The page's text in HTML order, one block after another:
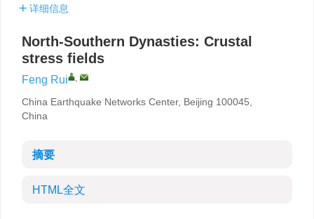
详细信息
North-Southern Dynasties: Crustal
stress fields
Feng Rui ,
China Earthquake Networks Center, Beijing 100045,
China
摘要
HTML全文